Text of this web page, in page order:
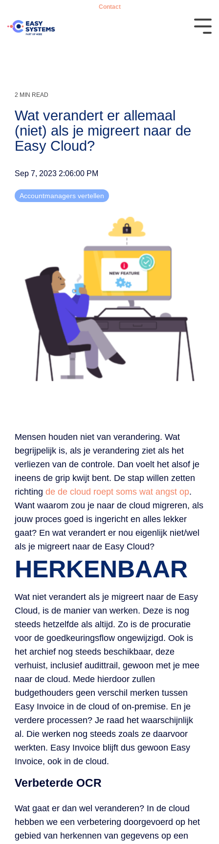
Contact
2 MIN READ
Wat verandert er allemaal
(niet) als je migreert naar de
Easy Cloud?
Sep 7, 2023 2:06:00 PM
Accountmanagers vertellen
Mensen houden niet van verandering. Wat
begrijpelijk is, als je verandering ziet als het
verliezen van de contro le. Dan voelt het alsof je
ineens de grip kwijt bent. De stap willen zetten
richting de de cloud roept soms wat angst op.
Want waarom zou je naar de cloud migreren, als
jouw proces goed is ingericht en alles lekker
gaat? En wat verandert er nou eigenlijk niet/wel
als je migreert naar de Easy Cloud?
HERKENBAAR
Wat niet verandert als je migreert naar de Easy
Cloud, is de manier van werken. Deze is nog
steeds hetzelfde als altijd. Zo is de procuratie
voor de goedkeuringsflow ongewijzigd. Ook is
het archief nog steeds beschikbaar, deze
verhuist, inclusief audittrail, gewoon met je mee
naar de cloud. Mede hierdoor zullen
budgethouders geen verschil merken tussen
Easy Invoice in de cloud of on-premise. En je
verdere processen? Je raad het waarschijnlijk
al. Die werken nog steeds zoals ze daarvoor
werkten. Easy Invoice blijft dus gewoon Easy
Invoice, ook in de cloud.
Verbeterde OCR
Wat gaat er dan wel veranderen? In de cloud
hebben we een verbetering doorgevoerd op het
gebied van herkennen van gegevens op een